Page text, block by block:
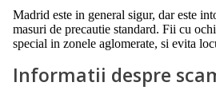
Madrid este in general sigur, dar este
masuri de precautie standard. Fii cu
special in zonele aglomerate, si evita
Informatii despre